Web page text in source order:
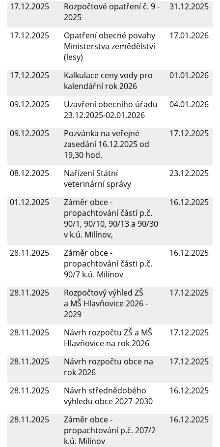
17.12.2025
31.12.2025
Rozpočtové opatření č. 9 -
2025
17.12.2025
17.01.2026
Opatření obecné povahy
Ministerstva zemědělství
(lesy)
17.12.2025
01.01.2026
Kalkulace ceny vody pro
kalendářní rok 2026
09.12.2025
04.01.2026
Uzavření obecního úřadu
23.12.2025-02.01.2026
09.12.2025
17.12.2025
Pozvánka na veřejné
zasedání 16.12.2025 od
19,30 hod.
08.12.2025
23.12.2025
Nařízení Státní
veterinární správy
01.12.2025
16.12.2025
Záměr obce -
propachtování částí p.č.
90/1, 90/10, 90/13 a 90/30
v k.ú. Milínov,
28.11.2025
16.12.2025
Záměr obce -
propachtování části p.č.
90/7 k.ú. Milínov
28.11.2025
17.12.2025
Rozpočtový výhled ZŠ
a MŠ Hlavňovice 2026 -
2029
28.11.2025
17.12.2025
Návrh rozpočtu ZŠ a MŠ
Hlavňovice na rok 2026
28.11.2025
17.12.2025
Návrh rozpočtu obce na
rok 2026
28.11.2025
16.12.2025
Návrh střednědobého
výhledu obce 2027-2030
28.11.2025
16.12.2025
Záměr obce -
propachtování p.č. 207/2
k.ú. Milínov